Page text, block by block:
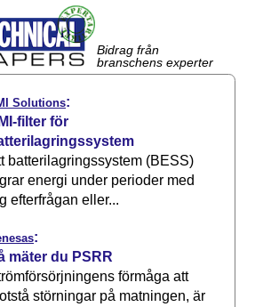
Bidrag från
branschens experter
Solutions:
filter för
batterilagringssystem (BESS)
energi under perioder med
efterfrågan eller...
:
mäter du PSRR
förmåga att
störningar på matningen, är